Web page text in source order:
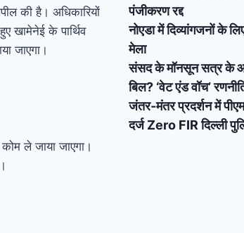
की है। अधिकारियों
खामेनेई के पार्थिव
जाएगा।
कोम ले जाया जाएगा।
पंजीकरण रद्द
नोएडा में दिव्यांगजनों के
मेला
संसद के मॉनसून सत्र के
बिल? ‘वेट एंड वॉच’
जंतर-मंतर प्रदर्शन में
दर्ज Zero FIR दिल्ली